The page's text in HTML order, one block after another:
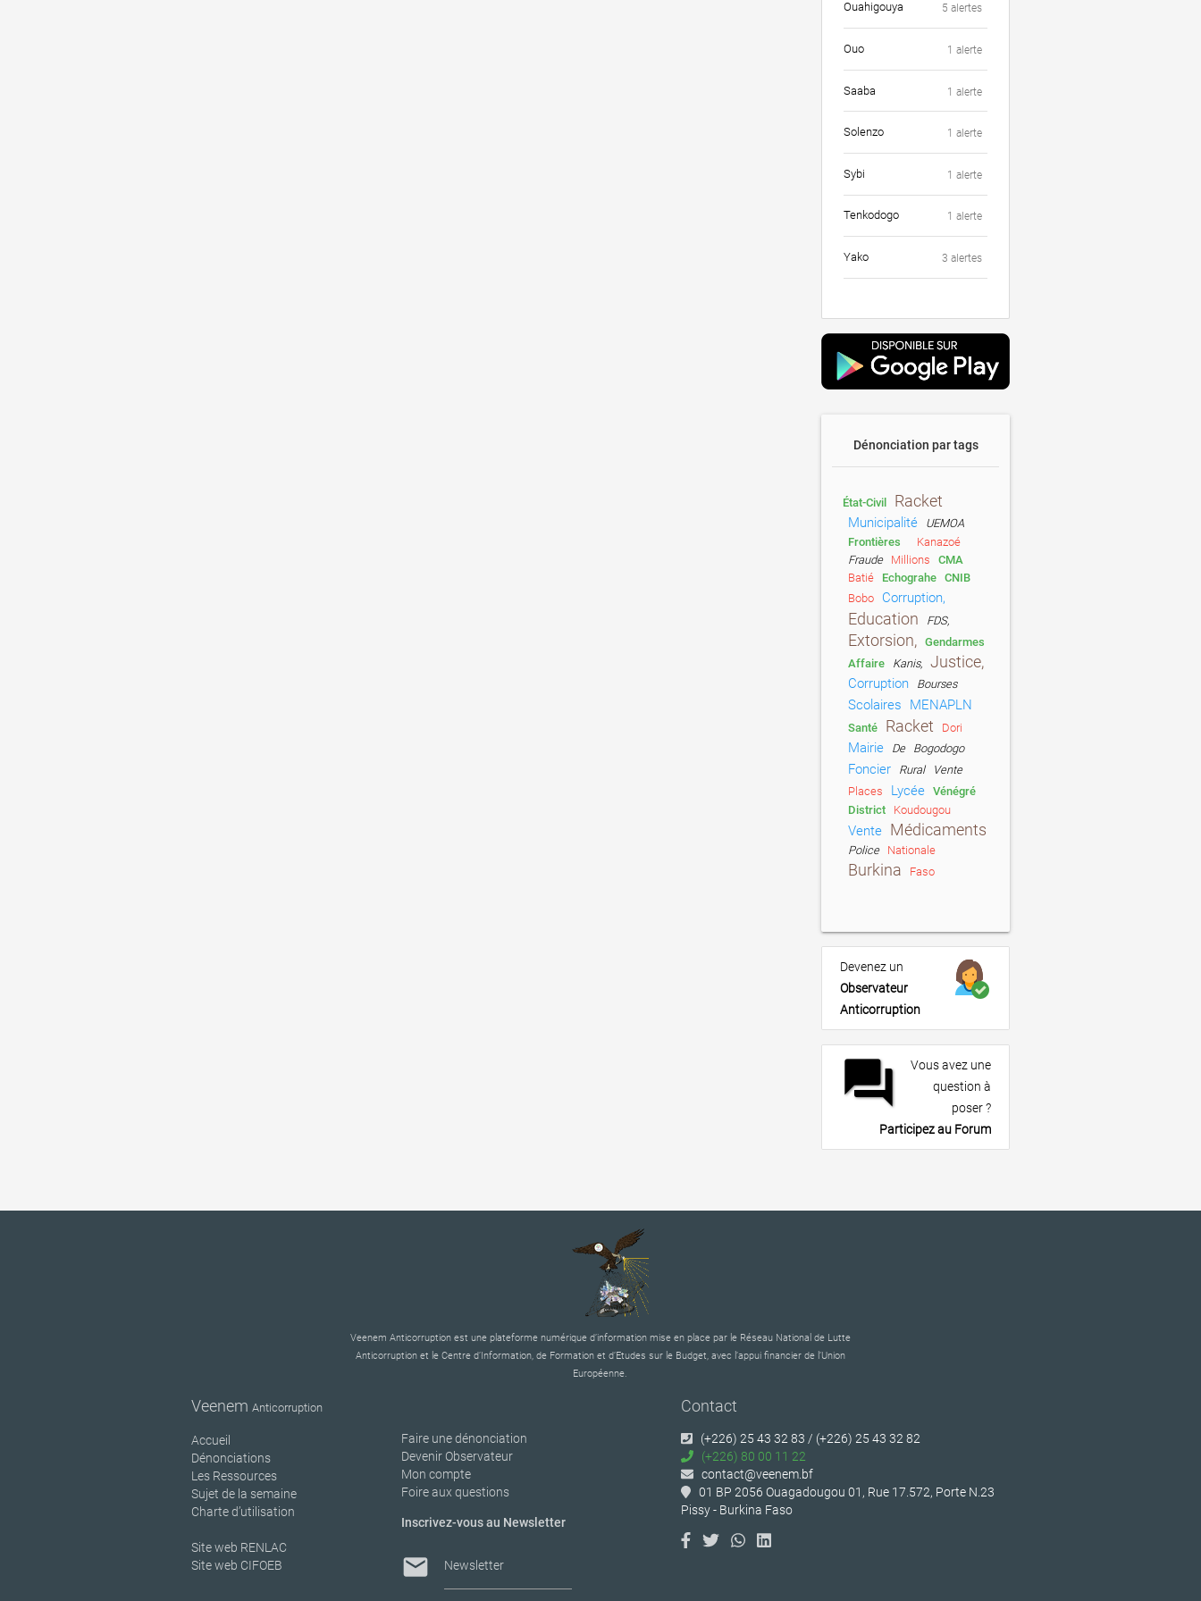
Ouahigouya 5 alertes
Ouo 1 alerte
Saaba 1 alerte
Solenzo 1 alerte
Sybi 1 alerte
Tenkodogo 1 alerte
Yako 3 alertes
Dénonciation par tags
État-Civil Racket
Municipalité
UEMOA
Frontières
Kanazoé
Fraude
Millions
CMA
Batié
Echograhe
CNIB
Bobo
Corruption,
Education FDS,
Extorsion,
Gendarmes
Affaire
Kanis, Justice,
Corruption Bourses
Scolaires MENAPLN
Santé Racket Dori
Mairie De Bogodogo
Foncier Rural
Vente
Places
Lycée
Vénégré
District
Koudougou
Vente Médicaments
Police Nationale
Burkina Faso
Devenez un
Observateur
Anticorruption
forum
Vous avez une
question à
poser ?
Participez au Forum
Veenem Anticorruption est une plateforme numérique d’information mise en place par le Réseau National de Lutte
Anticorruption et le Centre d’Information, de Formation et d’Etudes sur le Budget, avec l’appui financier de l’Union
Européenne.
Veenem Anticorruption
Accueil
Dénonciations
Les Ressources
Sujet de la semaine
Charte d’utilisation
Site web RENLAC
Site web CIFOEB
Faire une dénonciation
Devenir Observateur
Mon compte
Foire aux questions
Inscrivez-vous au Newsletter
mail Newsletter
Contact
(+226) 25 43 32 83 / (+226) 25 43 32 82
(+226) 80 00 11 22
contact@veenem.bf
01 BP 2056 Ouagadougou 01, Rue 17.572, Porte N.23
Pissy - Burkina Faso